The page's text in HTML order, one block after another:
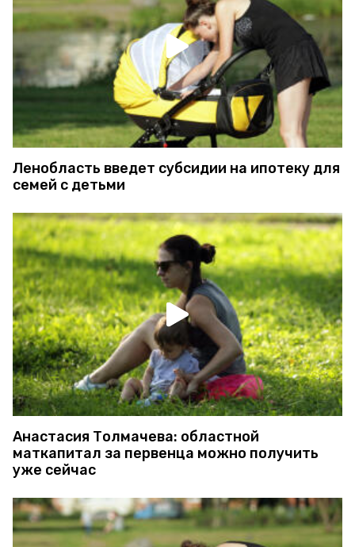
Ленобласть введет субсидии на ипотеку для
семей с детьми
Анастасия Толмачева: областной
маткапитал за первенца можно получить
уже сейчас